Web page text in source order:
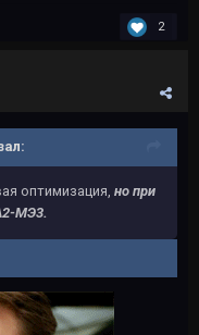
2
оптимизация, но при
МЭ3.